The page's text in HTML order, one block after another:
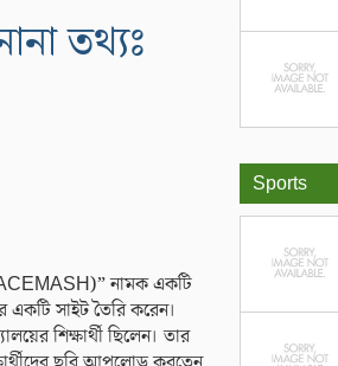
তথ্যঃ
নামক একটি
একটি সাইট তৈরি করেন।
শিক্ষার্থী ছিলেন। তার
Sports